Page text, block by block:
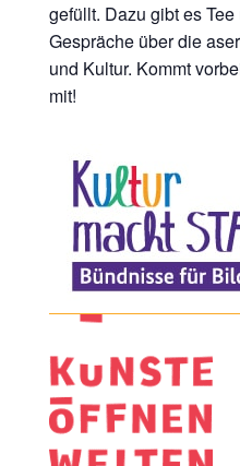
gefüllt. Dazu gibt es
Gespräche über die
und Kultur. Kommt
mit!